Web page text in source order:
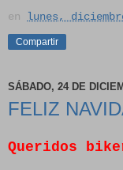
en lunes,
Compartir
SÁBADO, 24 DE
FELIZ
Queridos